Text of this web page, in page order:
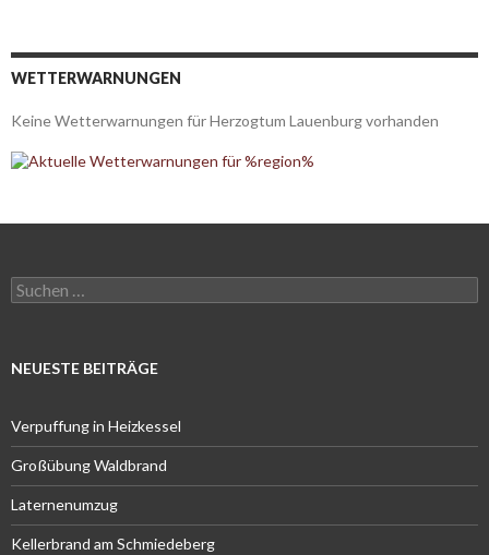
WETTERWARNUNGEN
Keine Wetterwarnungen für Herzogtum Lauenburg vorhanden
Suchen
nach:
NEUESTE BEITRÄGE
Verpuffung in Heizkessel
Großübung Waldbrand
Laternenumzug
Kellerbrand am Schmiedeberg